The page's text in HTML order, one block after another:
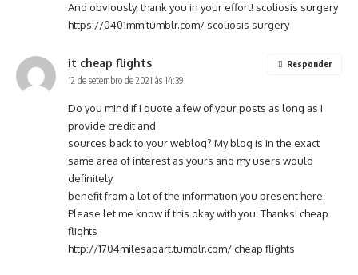
And obviously, thank you in your effort! scoliosis surgery
https://0401mm.tumblr.com/ scoliosis surgery
it cheap flights
12 de setembro de 2021 às 14:39
Do you mind if I quote a few of your posts as long as I
provide credit and
sources back to your weblog? My blog is in the exact
same area of interest as yours and my users would
definitely
benefit from a lot of the information you present here.
Please let me know if this okay with you. Thanks! cheap
flights
http://1704milesapart.tumblr.com/ cheap flights
Responder